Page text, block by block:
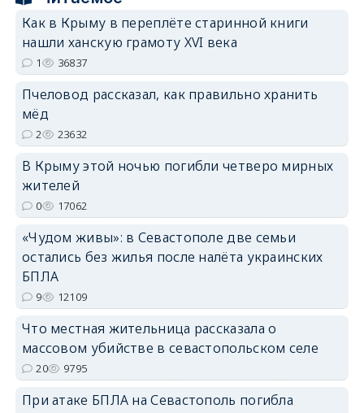
erid: 2SDnjdPjgYS
Как в Крыму в переплёте старинной книги
нашли ханскую грамоту XVI века
1 36837
Пчеловод рассказал, как правильно хранить
мёд
2 23632
В Крыму этой ночью погибли четверо мирных
жителей
0 17062
«Чудом живы»: в Севастополе две семьи
остались без жилья после налёта украинских
БПЛА
9 12109
Что местная жительница рассказала о
массовом убийстве в севастопольском селе
20 9795
При атаке БПЛА на Севастополь погибла